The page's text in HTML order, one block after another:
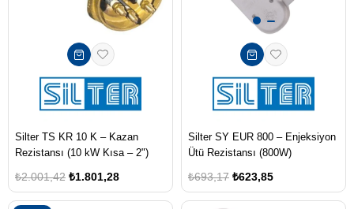
Silter TS KR 10 K – Kazan
Rezistansı (10 kW Kısa – 2")
₺1.801,28
₺2.001,42
Silter SY EUR 800 – Enjeksiyon
Ütü Rezistansı (800W)
₺623,85
₺693,17